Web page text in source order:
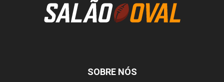
SOBRE NÓS